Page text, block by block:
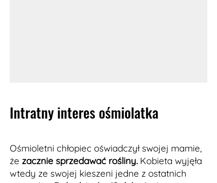
Intratny interes ośmiolatka
Ośmioletni chłopiec oświadczył swojej mamie,
że zacznie sprzedawać rośliny.Kobieta wyjęła
wtedy ze swojej kieszeni jedne z ostatnich